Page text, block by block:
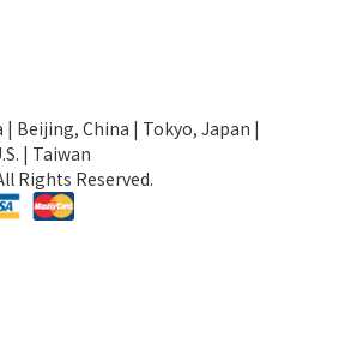
| Beijing, China | Tokyo, Japan |
| Taiwan
Rights Reserved.